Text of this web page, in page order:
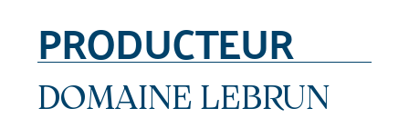
PRODUCTEUR
DOMAINE LEBRUN